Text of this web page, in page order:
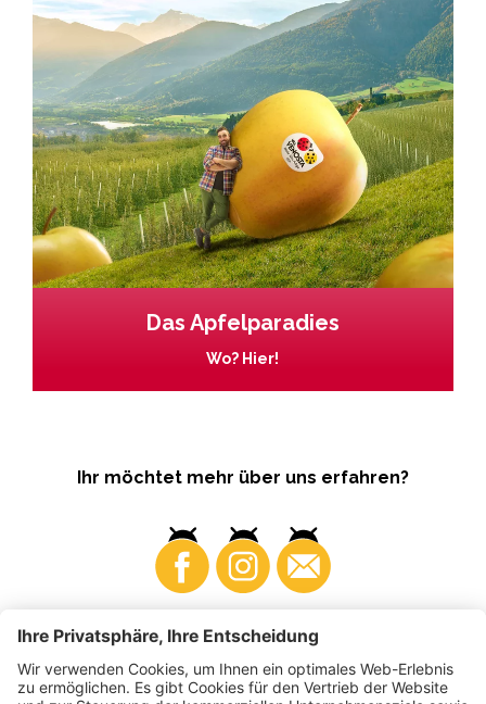
Das Apfelparadies
Wo? Hier!
Ihr möchtet mehr über uns erfahren?
Business Produzenten